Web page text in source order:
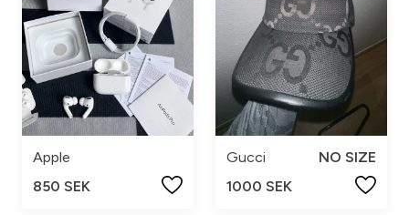
Apple
850 SEK
Gucci
NO SIZE
1000 SEK